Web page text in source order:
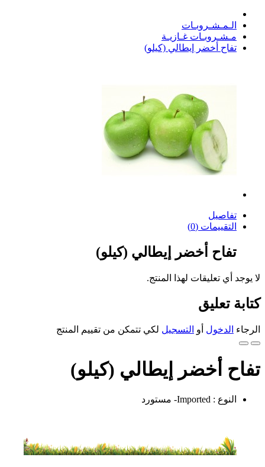
الـمـشـروبـات
مـشـروبـات غـازيـة
تفاح أخضر إيطالي (كيلو)
تفاصيل
التقييمات (0)
تفاح أخضر إيطالي (كيلو)
لا يوجد أي تعليقات لهذا المنتج.
كتابة تعليق
الرجاء الدخول أو التسجيل لكي تتمكن من تقييم المنتج
تفاح أخضر إيطالي (كيلو)
النوع : Imported- مستورد